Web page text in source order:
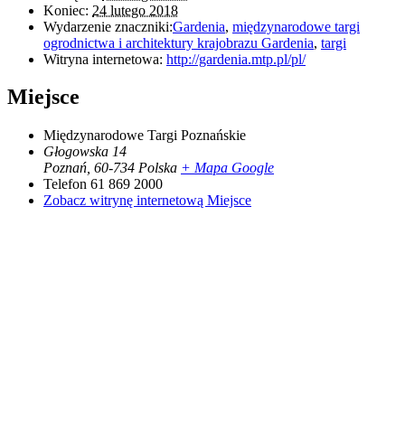
Koniec: 24 lutego 2018
Wydarzenie znaczniki:Gardenia, międzynarodowe targi
ogrodnictwa i architektury krajobrazu Gardenia, targi
Witryna internetowa: http://gardenia.mtp.pl/pl/
Miejsce
Międzynarodowe Targi Poznańskie
Głogowska 14
Poznań 60-734 Polska + Mapa Google
Telefon 61 869 2000
Zobacz witrynę internetową Miejsce